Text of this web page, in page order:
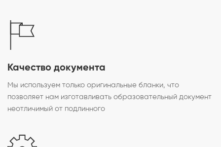
Качество документа
Мы используем только оригинальные бланки, что
позволяет нам изготавливать образовательный документ
неотличимый от подлинного